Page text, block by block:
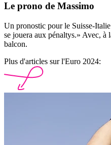
Le prono de Massimo
Un pronostic pour le Suisse-
se jouera aux pénaltys.» Avec, à
balcon.
Plus d'articles sur l'Euro 2024: